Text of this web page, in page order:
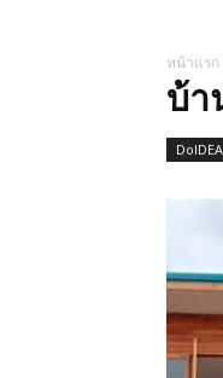
หน้าแรก
บ้า
DoIDEA